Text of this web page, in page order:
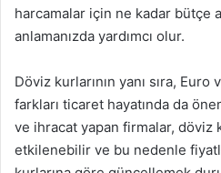
harcamalar için ne kadar bütçe
anlamanızda yardımcı olur.
Döviz kurlarının yanı sıra,
farkları ticaret hayatında da
ve ihracat yapan firmalar, döviz
etkilenebilir ve bu nedenle